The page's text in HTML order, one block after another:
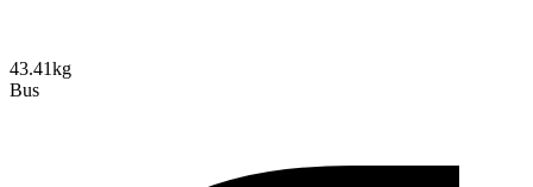
43.41kg
Bus